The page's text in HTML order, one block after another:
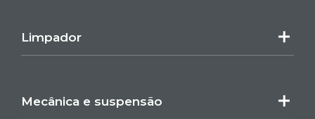
Limpador
Mecânica e suspensão